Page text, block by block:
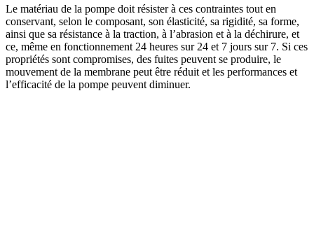
Le matériau de la pompe doit résister à ces contraintes tout en
conservant, selon le composant, son élasticité, sa rigidité, sa forme,
ainsi que sa résistance à la traction, à l’abrasion et à la déchirure, et
ce, même en fonctionnement 24 heures sur 24 et 7 jours sur 7. Si ces
propriétés sont compromises, des fuites peuvent se produire, le
mouvement de la membrane peut être réduit et les performances et
l’efficacité de la pompe peuvent diminuer.